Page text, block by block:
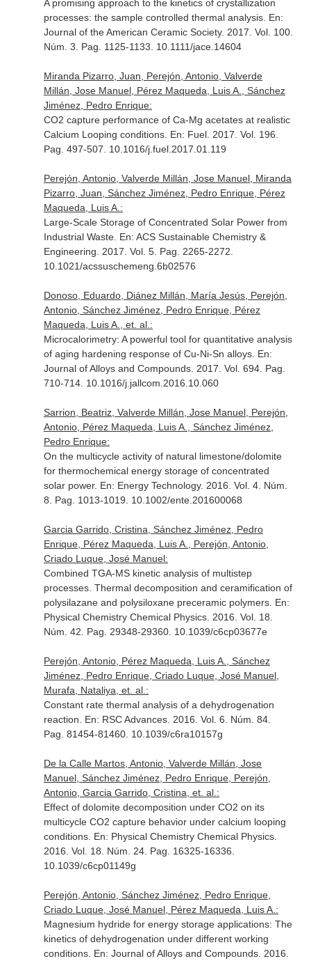
A promising approach to the kinetics of crystallization
processes: the sample controlled thermal analysis. En:
Journal of the American Ceramic Society. 2017. Vol. 100.
Núm. 3. Pag. 1125-1133. 10.1111/jace.14604
Miranda Pizarro, Juan, Perejón, Antonio, Valverde
Millán, Jose Manuel, Pérez Maqueda, Luis A., Sánchez
Jiménez, Pedro Enrique:
CO2 capture performance of Ca-Mg acetates at realistic
Calcium Looping conditions. En: Fuel. 2017. Vol. 196.
Pag. 497-507. 10.1016/j.fuel.2017.01.119
Perejón, Antonio, Valverde Millán, Jose Manuel, Miranda
Pizarro, Juan, Sánchez Jiménez, Pedro Enrique, Pérez
Maqueda, Luis A.:
Large-Scale Storage of Concentrated Solar Power from
Industrial Waste. En: ACS Sustainable Chemistry &
Engineering . 2017. Vol. 5. Pag. 2265-2272.
10.1021/acssuschemeng.6b02576
Donoso, Eduardo, Diánez Millán, María Jesús, Perejón,
Antonio, Sánchez Jiménez, Pedro Enrique, Pérez
Maqueda, Luis A., et. al.:
Microcalorimetry: A powerful tool for quantitative analysis
of aging hardening response of Cu-Ni-Sn alloys. En:
Journal of Alloys and Compounds. 2017. Vol. 694. Pag.
710-714. 10.1016/j.jallcom.2016.10.060
Sarrion, Beatriz, Valverde Millán, Jose Manuel, Perejón,
Antonio, Pérez Maqueda, Luis A., Sánchez Jiménez,
Pedro Enrique:
On the multicycle activity of natural limestone/dolomite
for thermochemical energy storage of concentrated
solar power. En: Energy Technology. 2016. Vol. 4. Núm.
8. Pag. 1013-1019. 10.1002/ente.201600068
Garcia Garrido, Cristina, Sánchez Jiménez, Pedro
Enrique, Pérez Maqueda, Luis A., Perejón, Antonio,
Criado Luque, José Manuel:
Combined TGA-MS kinetic analysis of multistep
processes. Thermal decomposition and ceramification of
polysilazane and polysiloxane preceramic polymers. En:
Physical Chemistry Chemical Physics. 2016. Vol. 18.
Núm. 42. Pag. 29348-29360. 10.1039/c6cp03677e
Perejón, Antonio, Pérez Maqueda, Luis A., Sánchez
Jiménez, Pedro Enrique, Criado Luque, José Manuel,
Murafa, Nataliya, et. al.:
Constant rate thermal analysis of a dehydrogenation
reaction. En: RSC Advances. 2016. Vol. 6. Núm. 84.
Pag. 81454-81460. 10.1039/c6ra10157g
De la Calle Martos, Antonio, Valverde Millán, Jose
Manuel, Sánchez Jiménez, Pedro Enrique, Perejón,
Antonio, Garcia Garrido, Cristina, et. al.:
Effect of dolomite decomposition under CO2 on its
multicycle CO2 capture behavior under calcium looping
conditions. En: Physical Chemistry Chemical Physics.
2016. Vol. 18. Núm. 24. Pag. 16325-16336.
10.1039/c6cp01149g
Perejón, Antonio, Sánchez Jiménez, Pedro Enrique,
Criado Luque, José Manuel, Pérez Maqueda, Luis A.:
Magnesium hydride for energy storage applications: The
kinetics of dehydrogenation under different working
conditions. En: Journal of Alloys and Compounds. 2016.